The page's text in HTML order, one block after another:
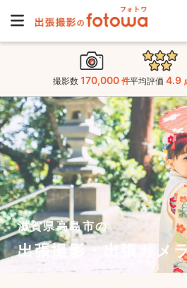
撮影数 170,000 件平均評価 4.9
滋賀県高島市の
出張撮影・出張カメ